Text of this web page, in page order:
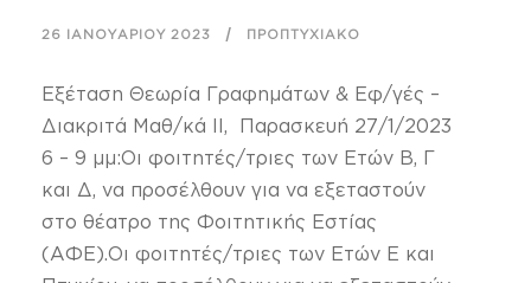
26 ΙΑΝΟΥΑΡΊΟΥ 2023 ΠΡΟΠΤΥΧΙΑΚΌ
Εξέταση Θεωρία Γραφημάτων & Εφ/γές –
Διακριτά Μαθ/κά ΙΙ, Παρασκευή 27/1/2023
6 – 9 μμ:Οι φοιτητές/τριες των Ετών Β, Γ
και Δ, να προσέλθουν για να εξεταστούν
στο θέατρο της Φοιτητικής Εστίας
(ΑΦΕ).Οι φοιτητές/τριες των Ετών Ε και